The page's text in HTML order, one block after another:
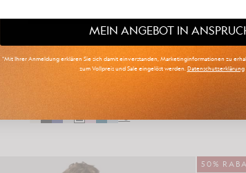
+3
50%
MEIN ANGEBOT IN
*Mit Ihrer Anmeldung erklären Sie sich damit einverstanden, Marketinginformationen zu
zum Vollpreis und Sale eingelöst werden. Datenschutzerklärung